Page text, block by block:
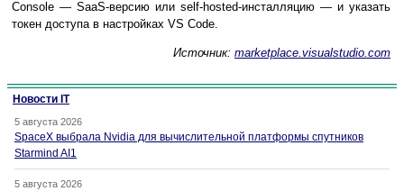
Console — SaaS-версию или self-hosted-инсталляцию — и указать
токен доступа в настройках VS Code.
Источник: marketplace.visualstudio.com
Новости IT
5 августа 2026
SpaceX выбрала Nvidia для вычислительной платформы спутников
Starmind AI1
5 августа 2026